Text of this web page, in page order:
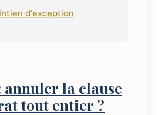
d'exception
annuler la clause
tout entier ?